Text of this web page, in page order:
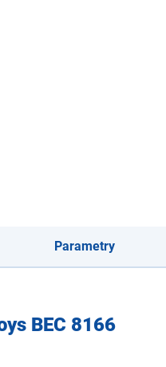
Parametry
BEC 8166